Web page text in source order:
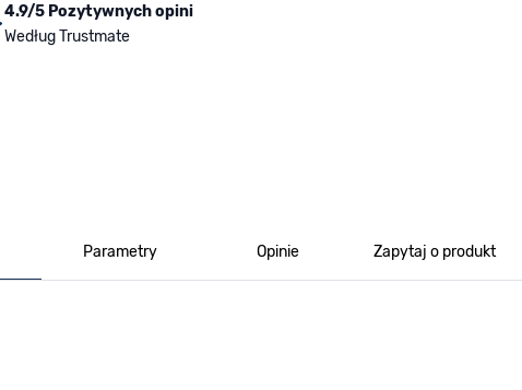
4.9/5 Pozytywnych opini
Według Trustmate
Parametry Opinie Zapytaj o produkt